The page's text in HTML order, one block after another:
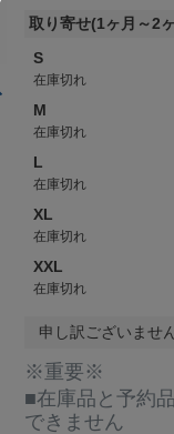
取り寄せ(1ヶ月～2
S
在庫切れ
M
在庫切れ
L
在庫切れ
XL
在庫切れ
XXL
在庫切れ
申し訳ございませ
※重要※
■在庫品と予約
できません